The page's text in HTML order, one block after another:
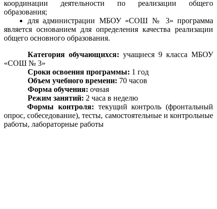
координации деятельности по реализации общего
образования;
для администрации МБОУ «СОШ № 3» программа
является основанием для определения качества реализации
общего основного образования.
Категория обучающихся: учащиеся 9 класса МБОУ
«СОШ № 3»
Сроки освоения программы: 1 год
Объем учебного времени: 70 часов
Форма обучения: очная
Режим занятий: 2 часа в неделю
Формы контроля: текущий контроль (фронтальный
опрос, собеседование), тесты, самостоятельные и контрольные
работы, лабораторные работы